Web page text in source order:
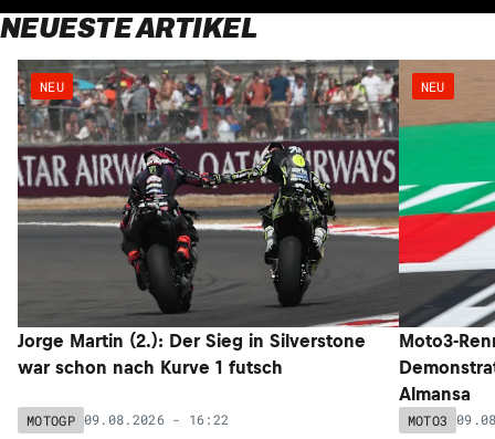
NEUESTE ARTIKEL
NEU
Jorge Martin (2.): Der Sieg in Silverstone
war schon nach Kurve 1 futsch
MOTOGP 09.08.2026 - 16:22
NEU
Moto3-
Almansa
MOTO3